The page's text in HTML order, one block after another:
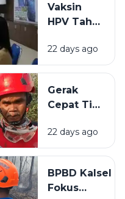
untuk
Stunting
Rumah
Layak Huni
Vaksin
HPV Tahap
BBPOM
Banjarbaru
Target
Peserta
22 days ago
Gerak
Cepat Tim
Cegah
Karhutla
Landasan
Ulin Timur
22 days ago
BPBD Kalsel
Fokus